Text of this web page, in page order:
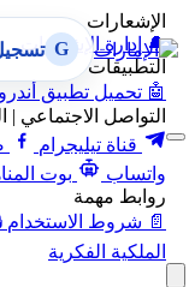
الإشعارات
🔔 إدارة الإشعارات
التطبيقات
🤖 تحميل تطبيق
التواصل الاجتماعي |
قناة تيليجرام
واتساب
بوت
روابط مهمة
📄 شروط الاستخدام
الملكية الفكرية
G